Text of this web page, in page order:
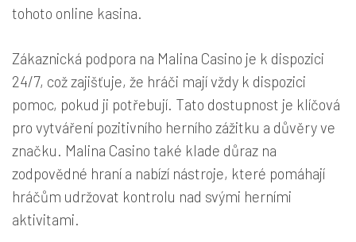
tohoto online kasina.
Zákaznická podpora na Malina Casino je k dispozici
24/7, což zajišťuje, že hráči mají vždy k dispozici
pomoc, pokud ji potřebují. Tato dostupnost je klíčová
pro vytváření pozitivního herního zážitku a důvěry ve
značku. Malina Casino také klade důraz na
zodpovědné hraní a nabízí nástroje, které pomáhají
hráčům udržovat kontrolu nad svými herními
aktivitami.